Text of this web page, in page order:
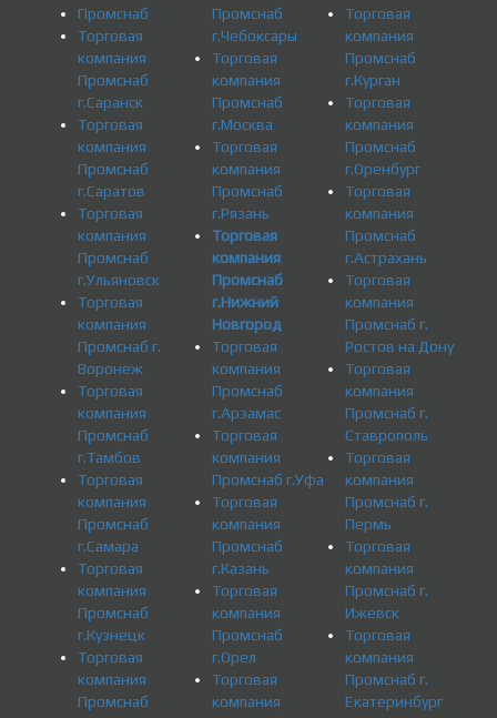
Промснаб
Торговая
компания
Промснаб
г.Саранск
Торговая
компания
Промснаб
г.Саратов
Торговая
компания
Промснаб
г.Ульяновск
Торговая
компания
Промснаб г.
Воронеж
Торговая
компания
Промснаб
г.Тамбов
Торговая
компания
Промснаб
г.Самара
Торговая
компания
Промснаб
г.Кузнецк
Торговая
компания
Промснаб
Промснаб
г.Чебоксары
Торговая
компания
Промснаб
г.Москва
Торговая
компания
Промснаб
г.Рязань
Торговая
компания
Промснаб
г.Нижний
Новгород
Торговая
компания
Промснаб
г.Арзамас
Торговая
компания
Промснаб г.Уфа
Торговая
компания
Промснаб
г.Казань
Торговая
компания
Промснаб
г.Орел
Торговая
компания
Торговая
компания
Промснаб
г.Курган
Торговая
компания
Промснаб
г.Оренбург
Торговая
компания
Промснаб
г.Астрахань
Торговая
компания
Промснаб г.
Ростов на Дону
Торговая
компания
Промснаб г.
Ставрополь
Торговая
компания
Промснаб г.
Пермь
Торговая
компания
Промснаб г.
Ижевск
Торговая
компания
Промснаб г.
Екатеринбург